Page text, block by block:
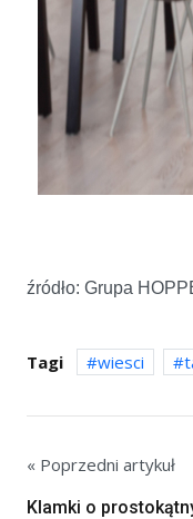
źródło: Grupa
Tagi wiesci
« Poprzedni artykuł
Klamki o